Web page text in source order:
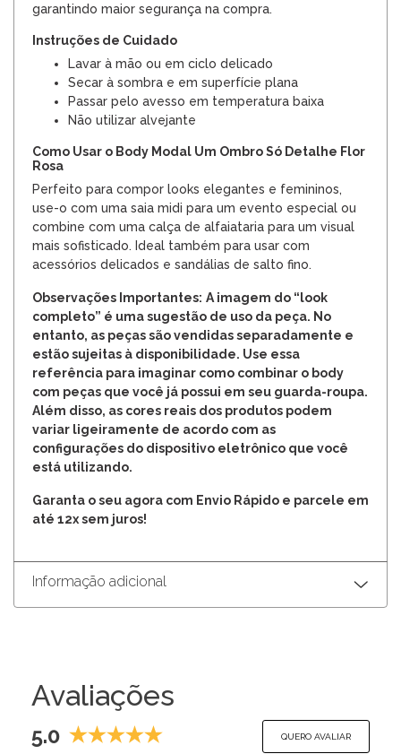
garantindo maior segurança na compra.
Instruções de Cuidado
Lavar à mão ou em ciclo delicado
Secar à sombra e em superfície plana
Passar pelo avesso em temperatura baixa
Não utilizar alvejante
Como Usar o Body Modal Um Ombro Só Detalhe Flor
Rosa
Perfeito para compor looks elegantes e femininos,
use-o com uma saia midi para um evento especial ou
combine com uma calça de alfaiataria para um visual
mais sofisticado. Ideal também para usar com
acessórios delicados e sandálias de salto fino.
Observações Importantes: A imagem do “look
completo” é uma sugestão de uso da peça. No
entanto, as peças são vendidas separadamente e
estão sujeitas à disponibilidade. Use essa
referência para imaginar como combinar o body
com peças que você já possui em seu guarda-roupa.
Além disso, as cores reais dos produtos podem
variar ligeiramente de acordo com as
configurações do dispositivo eletrônico que você
está utilizando.
Garanta o seu agora com Envio Rápido e parcele em
até 12x sem juros!
Informação adicional
Avaliações
5.0 QUERO AVALIAR